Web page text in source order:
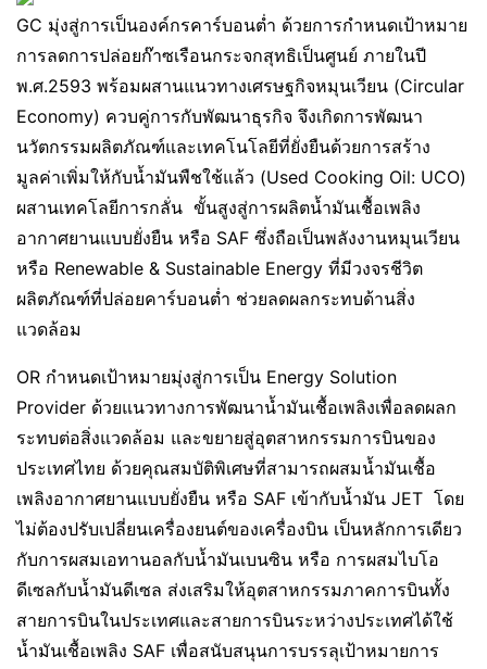
GC มุ่งสู่การเป็นองค์กรคาร์บอนต่ำ ด้วยการกำหนดเป้าหมาย
การลดการปล่อยก๊าซเรือนกระจกสุทธิเป็นศูนย์ ภายในปี
พ.ศ.2593 พร้อมผสานแนวทางเศรษฐกิจหมุนเวียน (Circular
Economy) ควบคู่การกับพัฒนาธุรกิจ จึงเกิดการพัฒนา
นวัตกรรมผลิตภัณฑ์และเทคโนโลยีที่ยั่งยืนด้วยการสร้าง
มูลค่าเพิ่มให้กับน้ำมันพืชใช้แล้ว (Used Cooking Oil: UCO)
ผสานเทคโลยีการกลั่น ขั้นสูงสู่การผลิตน้ำมันเชื้อเพลิง
อากาศยานแบบยั่งยืน หรือ SAF ซึ่งถือเป็นพลังงานหมุนเวียน
หรือ Renewable & Sustainable Energy ที่มีวงจรชีวิต
ผลิตภัณฑ์ที่ปล่อยคาร์บอนต่ำ ช่วยลดผลกระทบด้านสิ่ง
แวดล้อม
OR กำหนดเป้าหมายมุ่งสู่การเป็น Energy Solution
Provider ด้วยแนวทางการพัฒนาน้ำมันเชื้อเพลิงเพื่อลดผลก
ระทบต่อสิ่งแวดล้อม และขยายสู่อุตสาหกรรมการบินของ
ประเทศไทย ด้วยคุณสมบัติพิเศษที่สามารถผสมน้ำมันเชื้อ
เพลิงอากาศยานแบบยั่งยืน หรือ SAF เข้ากับน้ำมัน JET โดย
ไม่ต้องปรับเปลี่ยนเครื่องยนต์ของเครื่องบิน เป็นหลักการเดียว
กับการผสมเอทานอลกับน้ำมันเบนซิน หรือ การผสมไบโอ
ดีเซลกับน้ำมันดีเซล ส่งเสริมให้อุตสาหกรรมภาคการบินทั้ง
สายการบินในประเทศและสายการบินระหว่างประเทศได้ใช้
น้ำมันเชื้อเพลิง SAF เพื่อสนับสนุนการบรรลุเป้าหมายการ